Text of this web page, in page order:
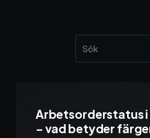
Arbetsorderstatus
– vad betyder